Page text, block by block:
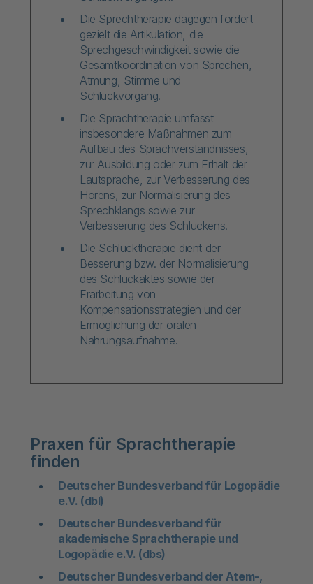
Die Sprechtherapie dagegen fördert
gezielt die Artikulation, die
Sprechgeschwindigkeit sowie die
Gesamtkoordination von Sprechen,
Atmung, Stimme und
Schluckvorgang.
Die Sprachtherapie umfasst
insbesondere Maßnahmen zum
Aufbau des Sprachverständnisses,
zur Ausbildung oder zum Erhalt der
Lautsprache, zur Verbesserung des
Hörens, zur Normalisierung des
Sprechklangs sowie zur
Verbesserung des Schluckens.
Die Schlucktherapie dient der
Besserung bzw. der Normalisierung
des Schluckaktes sowie der
Erarbeitung von
Kompensationsstrategien und der
Ermöglichung der oralen
Nahrungsaufnahme.
Praxen für Sprachtherapie
finden
Deutscher Bundesverband für Logopädie
e.V. (dbl)
Deutscher Bundesverband für
akademische Sprachtherapie und
Logopädie e.V. (dbs)
Deutscher Bundesverband der Atem-,